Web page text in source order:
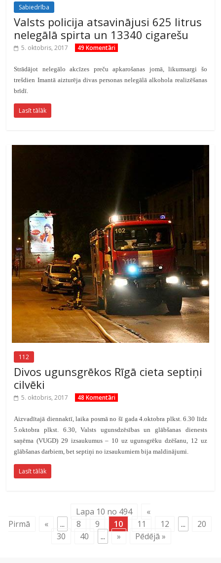
Sabiedrība
Valsts policija atsavinājusi 625 litrus
nelegālā spirta un 13340 cigarešu
5. oktobris, 2017 49 Komentāri
Strādājot nelegālo akcīzes preču apkarošanas jomā, likumsargi šo
trešdien Imantā aizturēja divas personas nelegālā alkohola realizēšanas
brīdī.
Lasīt tālāk
112
Divos ugunsgrēkos Rīgā cieta septiņi
cilvēki
5. oktobris, 2017 48 Komentāri
Aizvadītajā diennaktī, laika posmā no šī gada 4.oktobra plkst. 6.30 līdz
5.oktobra plkst. 6.30, Valsts ugunsdzēsības un glābšanas dienests
saņēma (VUGD) 29 izsaukumus – 10 uz ugunsgrēku dzēšanu, 12 uz
glābšanas darbiem, bet septiņi no izsaukumiem bija maldinājumi.
Lasīt tālāk
Lapa 10 no 494
«
Pirmā
« ... 8 9 10 11 12 ...
20
30
40 ... » Pēdējā »